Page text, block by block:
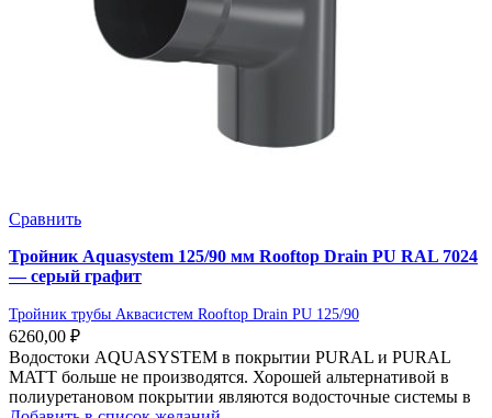
Сравнить
Тройник Aquasystem 125/90 мм Rooftop Drain PU RAL 7024
— серый графит
Тройник трубы Аквасистем Rooftop Drain PU 125/90
6260,00 ₽
Водостоки AQUASYSTEM в покрытии PURAL и PURAL
MATT больше не производятся. Хорошей альтернативой в
полиуретановом покрытии являются водосточные системы в